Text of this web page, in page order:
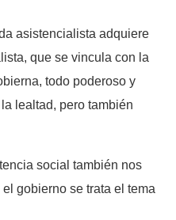
asistencialista adquiere
que se vincula con la
todo poderoso y
lealtad, pero también
social también nos
gobierno se trata el tema